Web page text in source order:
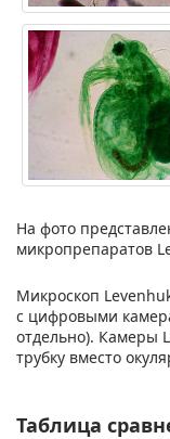
На фото
микропрепаратов
Микроскоп
с цифровыми
отдельно). Камеры
трубку вместо
Таблица